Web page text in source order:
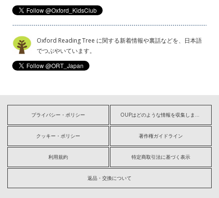
Oxford Reading Tree に関する新着情報や裏話などを、日本語
でつぶやいています。
プライバシー・ポリシー
クッキー・ポリシー 著作権ガイドライン
利用規約 特定商取引法に基づく表示
返品・交換について